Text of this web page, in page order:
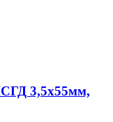
3,5х55мм,